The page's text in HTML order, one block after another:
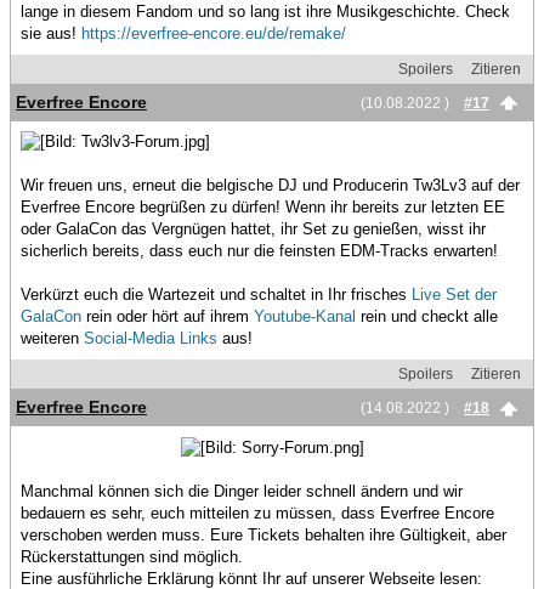
lange in diesem Fandom und so lang ist ihre Musikgeschichte. Check
sie aus! https://everfree-encore.eu/de/remake/
Spoilers
Zitieren
(10.08.2022 )
#17
Everfree Encore
Wir freuen uns, erneut die belgische DJ und Producerin Tw3Lv3 auf der
Everfree Encore begrüßen zu dürfen! Wenn ihr bereits zur letzten EE
oder GalaCon das Vergnügen hattet, ihr Set zu genießen, wisst ihr
sicherlich bereits, dass euch nur die feinsten EDM-Tracks erwarten!
Verkürzt euch die Wartezeit und schaltet in Ihr frisches Live Set der
GalaCon rein oder hört auf ihrem Youtube-Kanal rein und checkt alle
weiteren Social-Media Links aus!
Spoilers
Zitieren
(14.08.2022 )
#18
Everfree Encore
Manchmal können sich die Dinger leider schnell ändern und wir
bedauern es sehr, euch mitteilen zu müssen, dass Everfree Encore
verschoben werden muss. Eure Tickets behalten ihre Gültigkeit, aber
Rückerstattungen sind möglich.
Eine ausführliche Erklärung könnt Ihr auf unserer Webseite lesen: